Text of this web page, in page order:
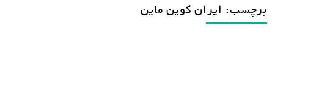
برچسب: ایران کوین ماین